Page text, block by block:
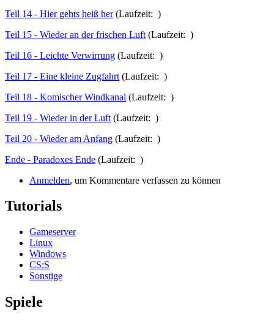
Teil 14 - Hier gehts heiß her(Laufzeit: )
Teil 15 - Wieder an der frischen Luft (Laufzeit: )
Teil 16 - Leichte Verwirrung (Laufzeit: )
Teil 17 - Eine kleine Zugfahrt (Laufzeit: )
Teil 18 - Komischer Windkanal (Laufzeit: )
Teil 19 - Wieder in der Luft (Laufzeit: )
Teil 20 - Wieder am Anfang (Laufzeit: )
Ende - Paradoxes Ende (Laufzeit: )
Anmelden, um Kommentare verfassen zu können
Tutorials
Gameserver
Linux
Windows
CS:S
Sonstige
Spiele